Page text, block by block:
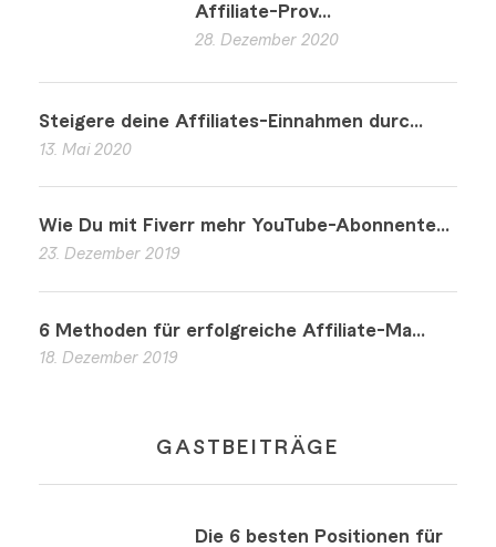
Affiliate-Prov...
28. Dezember 2020
Steigere deine Affiliates-Einnahmen durc...
13. Mai 2020
Wie Du mit Fiverr mehr YouTube-Abonnente...
23. Dezember 2019
6 Methoden für erfolgreiche Affiliate-Ma...
18. Dezember 2019
GASTBEITRÄGE
Die 6 besten Positionen für